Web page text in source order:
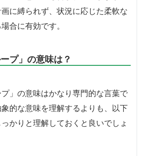
に縛られず、状況に応じた柔軟な
合に有効です。
プ」の意味は？
プ」の意味はかなり専門的な言葉で
的な意味を理解するよりも、以下
かりと理解しておくと良いでしょ